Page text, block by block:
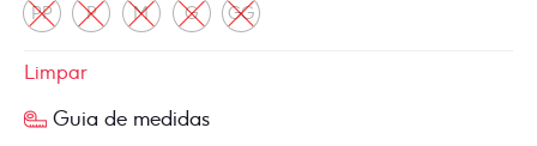
PP P M G GG
Limpar
Guia de medidas